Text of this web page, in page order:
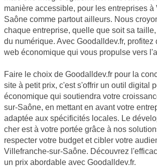
manière accessible, pour les entreprises à
Saône comme partout ailleurs. Nous
chaque entreprise, quelle que soit sa
du numérique. Avec Goodalldev.fr, profitez
web économique qui vous propulse vers
Faire le choix de Goodalldev.fr pour la
site à petit prix, c'est s'offrir un outil digital
économique qui soutiendra votre
sur-Saône, en mettant en avant votre
adaptée aux spécificités locales. Le
cher est à votre portée grâce à nos
respecter votre budget et cibler votre
Villefranche-sur-Saône. Découvrez
un prix abordable avec Goodalldev.fr.